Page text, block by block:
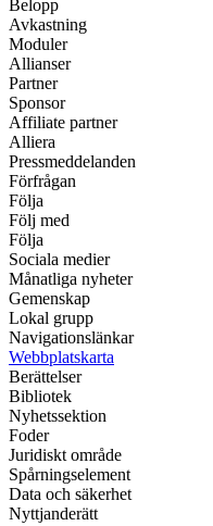
Belopp
Avkastning
Moduler
Allianser
Partner
Sponsor
Affiliate partner
Alliera
Pressmeddelanden
Förfrågan
Följa
Följ med
Följa
Sociala medier
Månatliga nyheter
Gemenskap
Lokal grupp
Navigationslänkar
Webbplatskarta
Berättelser
Bibliotek
Nyhetssektion
Foder
Juridiskt område
Spårningselement
Data och säkerhet
Nyttjanderätt